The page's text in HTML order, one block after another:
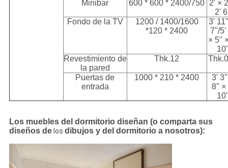
Minibar
600 * 600 * 2400/750 2' ×
2'
Fondo de la TV
1200 / 1400/1600
*120 * 2400
3'
7"/5'
× 5"
Revestimiento de
la pared
Thk.12
Puertas de
entrada
1000 * 210 * 2400
3'
8" ×
Los muebles del dormitorio diseñan (o comparta sus
diseños delos dibujos y del dormitorio a nosotros):